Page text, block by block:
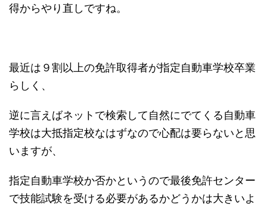
得からやり直しですね。
最近は９割以上の免許取得者が指定自動車学校卒業
らしく、
逆に言えばネットで検索して自然にでてくる自動車
学校は大抵指定校なはずなので心配は要らないと思
いますが、
指定自動車学校か否かというので最後免許センター
で技能試験を受ける必要があるかどうかは大きいよ